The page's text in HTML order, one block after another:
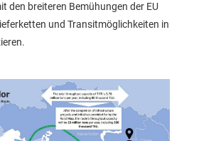
den breiteren Bemühungen der EU
und Transitmöglichkeiten in